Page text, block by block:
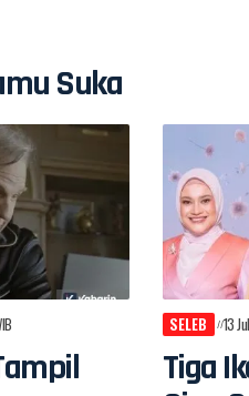
Suka
SELEB 13
Tiga